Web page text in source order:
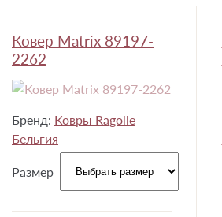
Ковер Matrix 89197-
2262
Бренд: Ковры Ragolle
Бельгия
Размер